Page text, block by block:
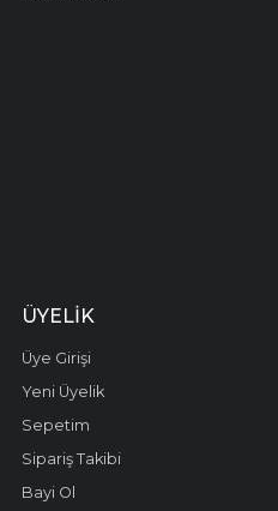
ÜYELIK
Üye Girişi
Yeni Üyelik
Sepetim
Sipariş Takibi
Bayi Ol